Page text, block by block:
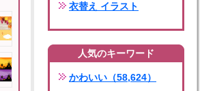
衣替え イラスト
人気のキーワード
かわいい（58,624）